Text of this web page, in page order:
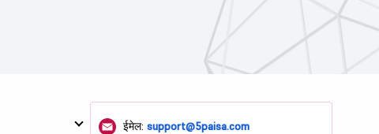
ईमेल:support@5paisa.com